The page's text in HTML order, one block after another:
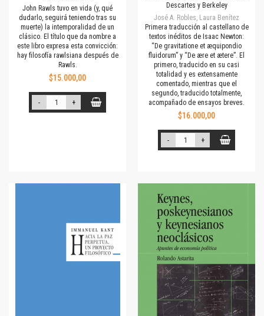
John Rawls tuvo en vida (y, qué
dudarlo, seguirá teniendo tras su
muerte) la intemporalidad de un
clásico. El título que da nombre a
este libro expresa esta convicción:
hay filosofía rawlsiana después de
Rawls.
$15.000,00
- +
Descartes y Berkeley
José A. Robles, Laura Benítez
Primera traducción al castellano de
textos inéditos de Isaac Newton:
“De gravitatione et æquipondio
fluidorum” y “De ære et ætere”. El
primero, traducido en su casi
totalidad y es extensamente
comentado, mientras que el
segundo, traducido totalmente,
acompañado de ensayos breves.
$16.000,00
- +